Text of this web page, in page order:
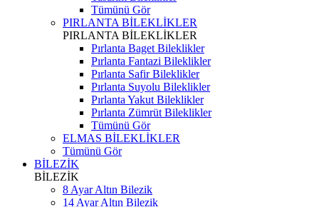
Tümünü Gör
PIRLANTA BİLEKLİKLER
PIRLANTA BİLEKLİKLER
Pırlanta Baget Bileklikler
Pırlanta Fantazi Bileklikler
Pırlanta Safir Bileklikler
Pırlanta Suyolu Bileklikler
Pırlanta Yakut Bileklikler
Pırlanta Zümrüt Bileklikler
Tümünü Gör
ELMAS BİLEKLİKLER
Tümünü Gör
BİLEZİK
BİLEZİK
8 Ayar Altın Bilezik
14 Ayar Altın Bilezik